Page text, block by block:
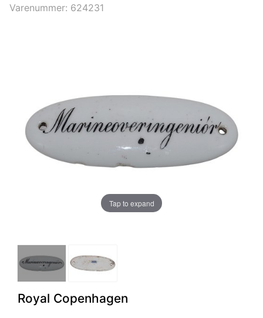
Varenummer: 624231
Tap to expand
Royal Copenhagen